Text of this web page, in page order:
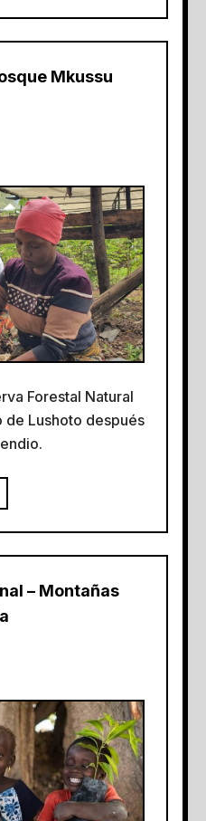
Mkussu
Forestal Natural
de Lushoto después
– Montañas